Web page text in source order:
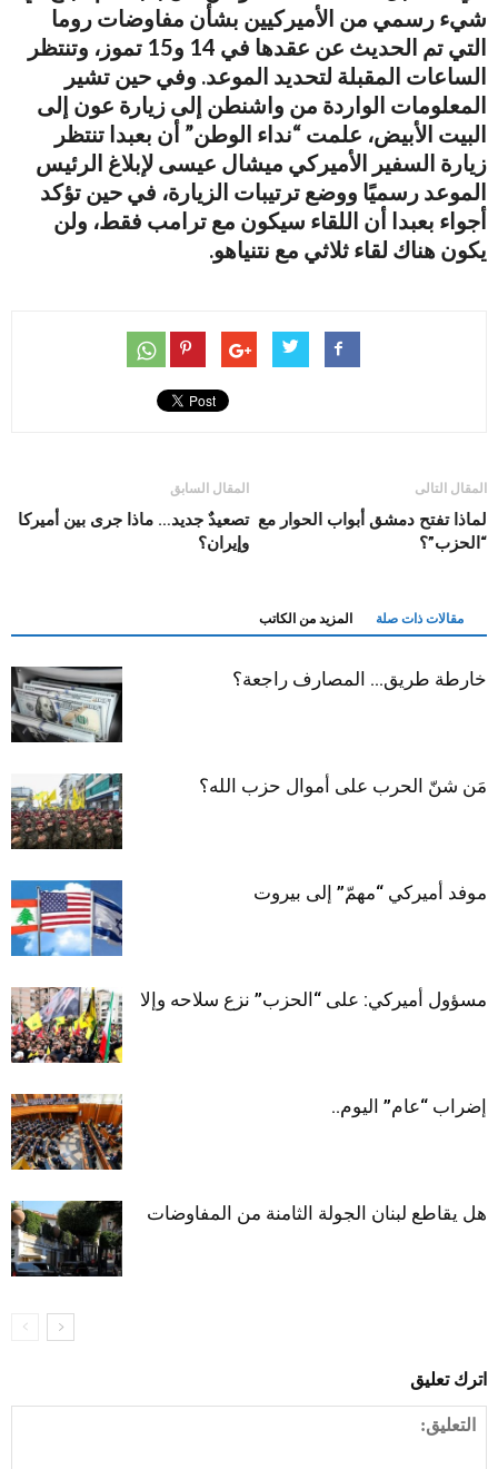
شيء رسمي من الأميركيين بشأن مفاوضات روما
التي تم الحديث عن عقدها في 14 و15 تموز، وتنتظر
الساعات المقبلة لتحديد الموعد. وفي حين تشير
المعلومات الواردة من واشنطن إلى زيارة عون إلى
البيت الأبيض، علمت “نداء الوطن” أن بعبدا تنتظر
زيارة السفير الأميركي ميشال عيسى لإبلاغ الرئيس
الموعد رسميًا ووضع ترتيبات الزيارة، في حين تؤكد
أجواء بعبدا أن اللقاء سيكون مع ترامب فقط، ولن
يكون هناك لقاء ثلاثي مع نتنياهو.
المقال السابق
تصعيدٌ جديد… ماذا جرى بين أميركا
وإيران؟
المقال التالى
لماذا تفتح دمشق أبواب الحوار مع
“الحزب”؟
مقالات ذات صلة المزيد من الكاتب
خارطة طريق… المصارف راجعة؟
مَن شنّ الحرب على أموال حزب الله؟
موفد أميركي “مهمّ” إلى بيروت
مسؤول أميركي: على “الحزب” نزع سلاحه وإلا
إضراب “عام” اليوم..
هل يقاطع لبنان الجولة الثامنة من المفاوضات
اترك تعليق